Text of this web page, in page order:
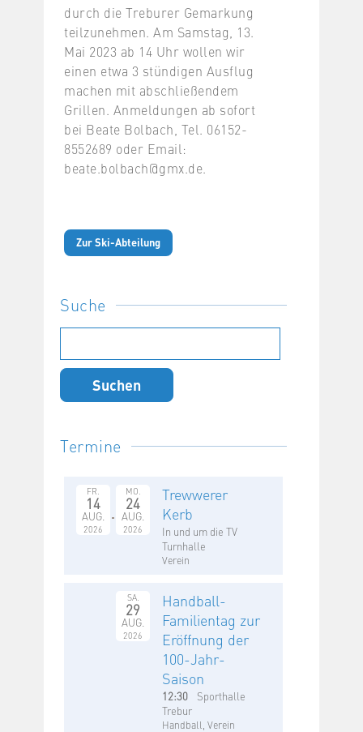
durch die Treburer Gemarkung
teilzunehmen. Am Samstag, 13.
Mai 2023 ab 14 Uhr wollen wir
einen etwa 3 stündigen Ausflug
machen mit abschließendem
Grillen. Anmeldungen ab sofort
bei Beate Bolbach, Tel. 06152-
8552689 oder Email:
beate.bolbach@gmx.de.
Zur Ski-Abteilung
Suche
nach:
Termine
FR.
14
AUG.
2026
MO.
24
AUG.
2026
Trewwerer
Kerb
In und um die TV
Turnhalle
Verein
SA.
29
AUG.
2026
Handball-
Familientag zur
Eröffnung der
100-Jahr-
Saison
12:30
Sporthalle
Trebur
Handball, Verein